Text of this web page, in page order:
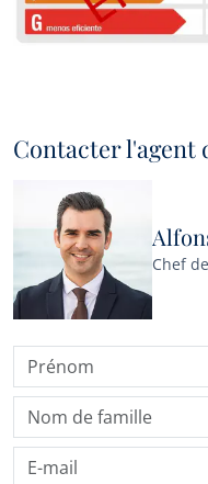
Contacter l'agent
Chef